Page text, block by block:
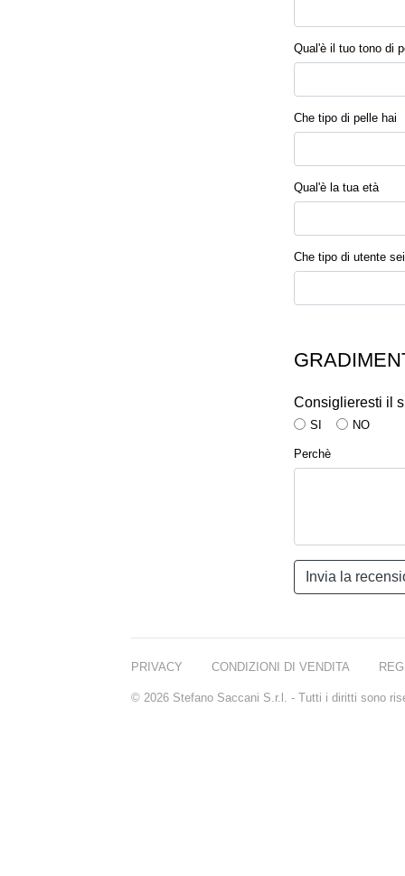
Qual'è il tuo tono di
Che tipo di pelle hai
Qual'è la tua età
Che tipo di utente sei
Consiglieresti il
SI NO
Perchè
PRIVACY CONDIZIONI DI VENDITA
© 2026 Stefano Saccani S.r.l. - Tutti i diritti sono